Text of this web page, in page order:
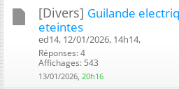
[Divers] Guilande
eteintes
ed14, 12/01/2026, 14h14, ‎
Réponses: 4
Affichages: 543
13/01/2026, 20h16